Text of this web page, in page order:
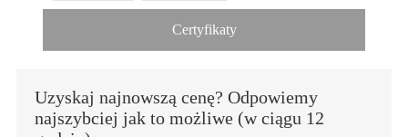
Certyfikaty
Uzyskaj najnowszą cenę? Odpowiemy
najszybciej jak to możliwe (w ciągu 12